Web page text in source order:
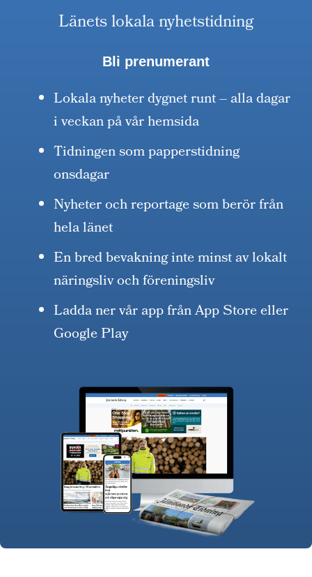
Länets lokala nyhetstidning
Bli prenumerant
Lokala nyheter dygnet runt – alla dagar
i veckan på vår hemsida
Tidningen som papperstidning
onsdagar
Nyheter och reportage som berör från
hela länet
En bred bevakning inte minst av lokalt
näringsliv och föreningsliv
Ladda ner vår app från App Store eller
Google Play